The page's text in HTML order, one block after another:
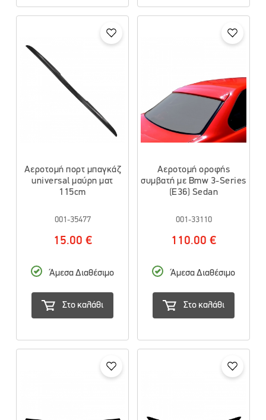
Αεροτομή πορτ μπαγκάζ
universal μαύρη ματ
115cm
001-35477
15.00 €
Άμεσα Διαθέσιμο
Στο καλάθι
Αεροτομή οροφής
συμβατή με Bmw 3-Series
(E36) Sedan
001-33110
110.00 €
Άμεσα Διαθέσιμο
Στο καλάθι